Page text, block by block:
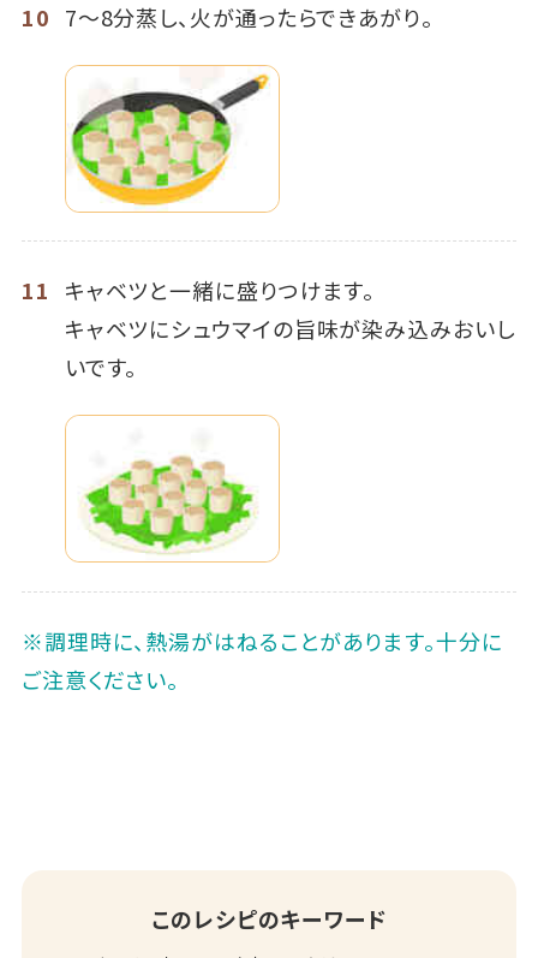
10 7～8分蒸し、火が通ったらできあがり。
11
キャベツと一緒に盛りつけます。
キャベツにシュウマイの旨味が染み込みおいし
いです。
※調理時に、熱湯がはねることがあります。十分に
ご注意ください。
このレシピのキーワード